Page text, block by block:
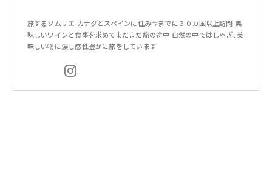
旅するソムリエ カナダとスペインに住み今までに３０カ国以上訪問 美
味しいワインと食事を求めてまだまだ旅の途中 自然の中ではしゃぎ、美
味しい物に涙し感性豊かに旅をしています